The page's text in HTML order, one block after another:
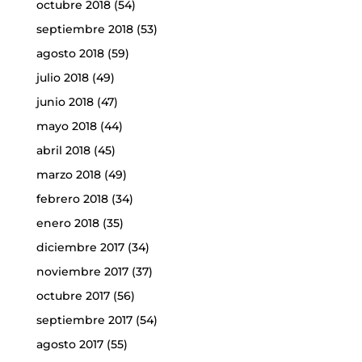
octubre 2018(54)
septiembre 2018(53)
agosto 2018(59)
julio 2018(49)
junio 2018(47)
mayo 2018(44)
abril 2018(45)
marzo 2018(49)
febrero 2018(34)
enero 2018(35)
diciembre 2017(34)
noviembre 2017(37)
octubre 2017(56)
septiembre 2017(54)
agosto 2017(55)